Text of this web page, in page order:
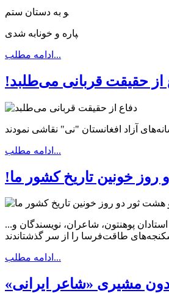
‍و به دستان ستم
‍پاره و خونابه شدی
ادامه مطلب...
از حقیقت قربانی می‌طلبد
ادامه مطلب...
خونین تاریخ کشور ما
استادان پوهنتون، شاعران، نویسندگان و...
ادامه مطلب...
مشیری «شاعر ایرانی